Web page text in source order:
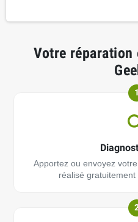
Votre réparation
1
Apportez ou envoyez
réalisé